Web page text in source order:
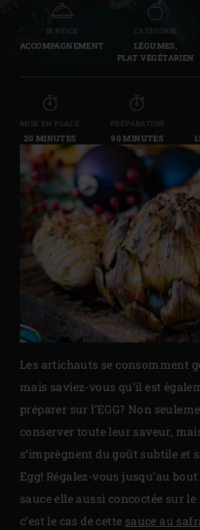
SERVICE
ACCOMPAGNEMENT
CATÉGORIE
LÉGUMES,
PLAT VÉGÉTARIEN
MISE EN PLACE
20 MINUTES
PRÉPARATION
90 MINUTES
Les artichauts se consomment
mais saviez-vous qu’il est
préparer sur l’EGG? Non
conserver toute leur saveur,
s’imprègnent du goût subtile et
Egg! Régalez-vous jusqu’au
sauce elle aussi concoctée sur
c’est le cas de cette sauce au